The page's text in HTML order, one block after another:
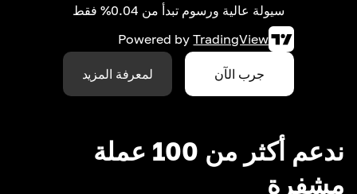
سيولة عالية ورسوم تبدأ من 0.04% فقط
Powered by TradingView
جرب الآن لمعرفة المزيد
ندعم أكثر من 100 عملة
مشفرة